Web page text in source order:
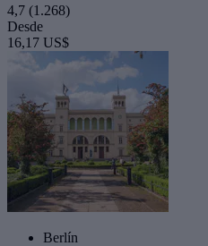
4,7 (1.268)
Desde
16,17 US$
Berlín